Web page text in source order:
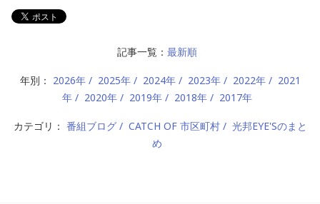
記事一覧： 最新順
年別： 2026年 2025年 2024年 2023年 2022年
2021
年
2020年 2019年 2018年 2017年
カテゴリ： 番組ブログ CATCH OF 市区町村
光邦EYE'Sのまと
め